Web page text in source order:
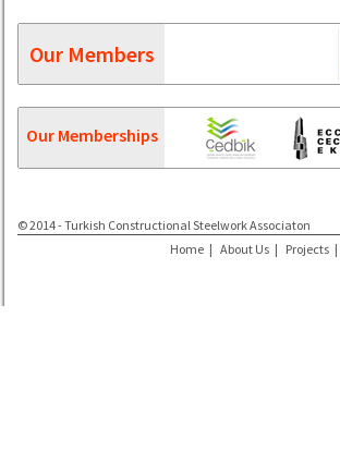
Our Members
Our Memberships
© 2014 - Turkish Constructional Steelwork Associaton
Home | About Us | Projects |